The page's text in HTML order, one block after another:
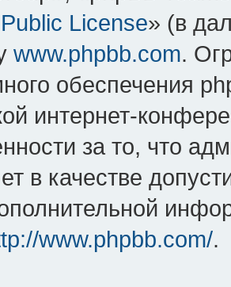
License» (в
www.phpbb.com.
обеспечения
интернет-
за то, что
в качестве
www.phpbb.com/.